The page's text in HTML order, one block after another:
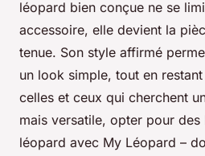
léopard bien conçue ne se
accessoire, elle devient la
tenue. Son style affirmé
un look simple, tout en
celles et ceux qui cherchent
mais versatile, opter pour
léopard avec My Léopard –